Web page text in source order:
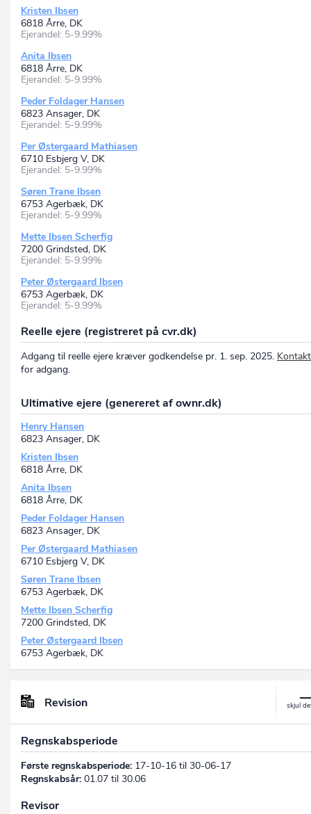
Kristen Ibsen
6818 Årre, DK
Ejerandel: 5-9.99%
Anita Ibsen
6818 Årre, DK
Ejerandel: 5-9.99%
Peder Foldager Hansen
6823 Ansager, DK
Ejerandel: 5-9.99%
Per Østergaard Mathiasen
6710 Esbjerg V, DK
Ejerandel: 5-9.99%
Søren Trane Ibsen
6753 Agerbæk, DK
Ejerandel: 5-9.99%
Mette Ibsen Scherfig
7200 Grindsted, DK
Ejerandel: 5-9.99%
Peter Østergaard Ibsen
6753 Agerbæk, DK
Ejerandel: 5-9.99%
Reelle ejere (registreret på cvr.dk)
Adgang til reelle ejere kræver godkendelse pr. 1. sep. 2025.
for adgang.
Ultimative ejere (genereret af ownr.dk)
Henry Hansen
6823 Ansager, DK
Kristen Ibsen
6818 Årre, DK
Anita Ibsen
6818 Årre, DK
Peder Foldager Hansen
6823 Ansager, DK
Per Østergaard Mathiasen
6710 Esbjerg V, DK
Søren Trane Ibsen
6753 Agerbæk, DK
Mette Ibsen Scherfig
7200 Grindsted, DK
Peter Østergaard Ibsen
6753 Agerbæk, DK
Revision
Regnskabsperiode
Første regnskabsperiode: 17-10-16 til 30-06-17
Regnskabsår: 01.07 til 30.06
Revisor